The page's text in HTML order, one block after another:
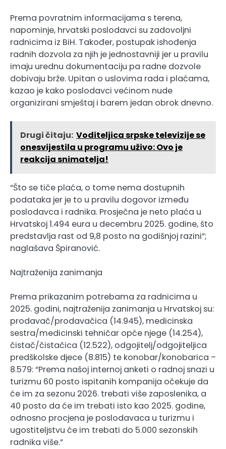
Prema povratnim informacijama s terena,
napominje, hrvatski poslodavci su zadovoljni
radnicima iz BiH. Također, postupak ishođenja
radnih dozvola za njih je jednostavniji jer u pravilu
imaju urednu dokumentaciju pa radne dozvole
dobivaju brže. Upitan o uslovima rada i plaćama,
kazao je kako poslodavci većinom nude
organizirani smještaj i barem jedan obrok dnevno.
Drugi čitaju: Voditeljica srpske televizije se
onesvijestila u programu uživo: Ovo je
reakcija snimatelja!
“Što se tiče plaća, o tome nema dostupnih
podataka jer je to u pravilu dogovor između
poslodavca i radnika. Prosječna je neto plaća u
Hrvatskoj 1.494 eura u decembru 2025. godine, što
predstavlja rast od 9,8 posto na godišnjoj razini”;
naglašava Špiranović.
Najtraženija zanimanja
Prema prikazanim potrebama za radnicima u
2025. godini, najtraženija zanimanja u Hrvatskoj su:
prodavač/prodavačica (14.945), medicinska
sestra/medicinski tehničar opće njege (14.254),
čistač/čistačica (12.522), odgojitelj/odgojiteljica
predškolske djece (8.815) te konobar/konobarica –
8.579: “Prema našoj internoj anketi o radnoj snazi u
turizmu 60 posto ispitanih kompanija očekuje da
će im za sezonu 2026. trebati više zaposlenika, a
40 posto da će im trebati isto kao 2025. godine,
odnosno procjena je poslodavaca u turizmu i
ugostiteljstvu će im trebati do 5.000 sezonskih
radnika više.”